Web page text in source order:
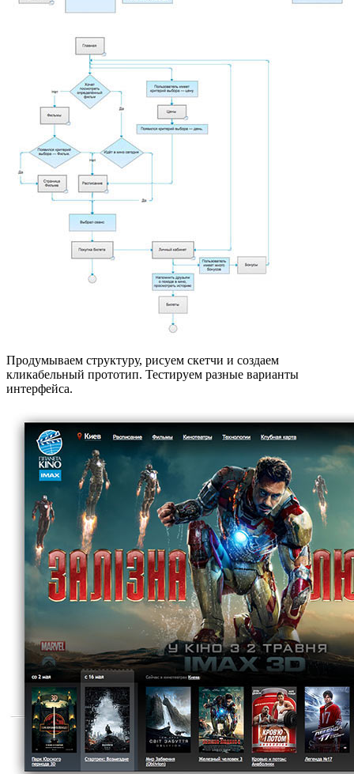
Продумываем структуру, рисуем скетчи и создаем
кликабельный прототип. Тестируем разные варианты
интерфейса.